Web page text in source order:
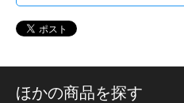
ほかの商品を探す